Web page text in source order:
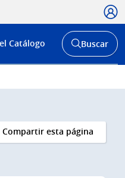
Menú
de
Catálogo
Abrir
buscador
Buscar
Compartir esta página